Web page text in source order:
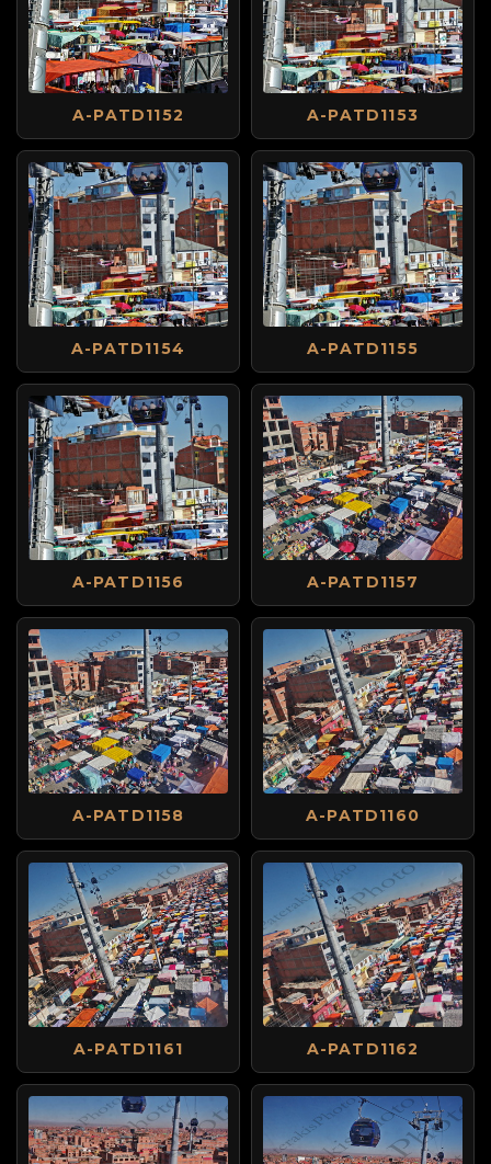
A-PATD1152 A-PATD1153
A-PATD1154 A-PATD1155
A-PATD1156 A-PATD1157
A-PATD1158 A-PATD1160
A-PATD1161 A-PATD1162